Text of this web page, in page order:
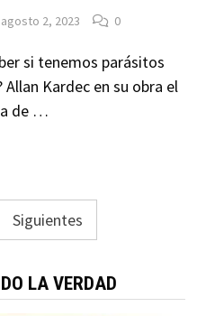
agosto 2, 2023 0
si tenemos parásitos
Kardec en su obra el
de …
Siguientes
LA VERDAD